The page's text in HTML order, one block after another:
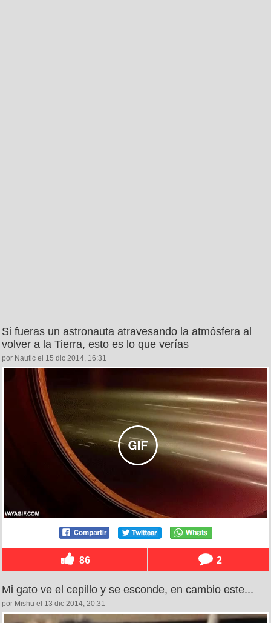
Si fueras un astronauta atravesando la atmósfera al
volver a la Tierra, esto es lo que verías
por Nautic el 15 dic 2014, 16:31
86 2
Mi gato ve el cepillo y se esconde, en cambio este...
por Mishu el 13 dic 2014, 20:31